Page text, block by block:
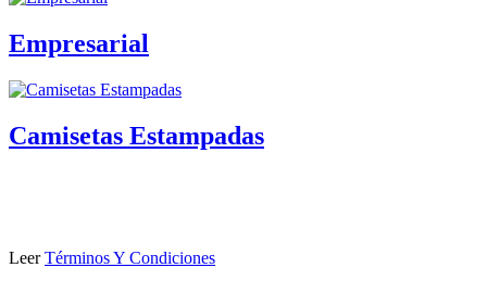
Empresarial
Camisetas Estampadas
LeerTérminos Y Condiciones